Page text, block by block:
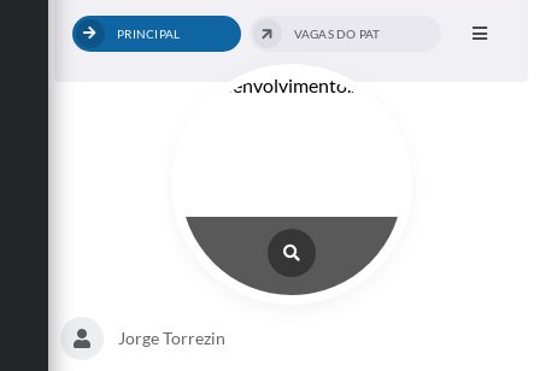
Concursos e Processos Seletivos
Inclusão e Acessibilidade
Transporte Coletivo Municipal (Horários e
PRINCIPAL VAGAS DO PAT
Jorge Torrezin